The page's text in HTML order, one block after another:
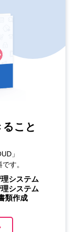
こと
」
す。
システム
システム
類作成